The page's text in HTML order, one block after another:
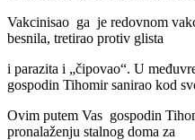
Vakcinisao ga je redovnom
besnila, tretirao protiv glista
i parazita i „čipovao“. U
gospodin Tihomir sanirao kod
Ovim putem Vas gospodin
pronalaženju stalnog doma za